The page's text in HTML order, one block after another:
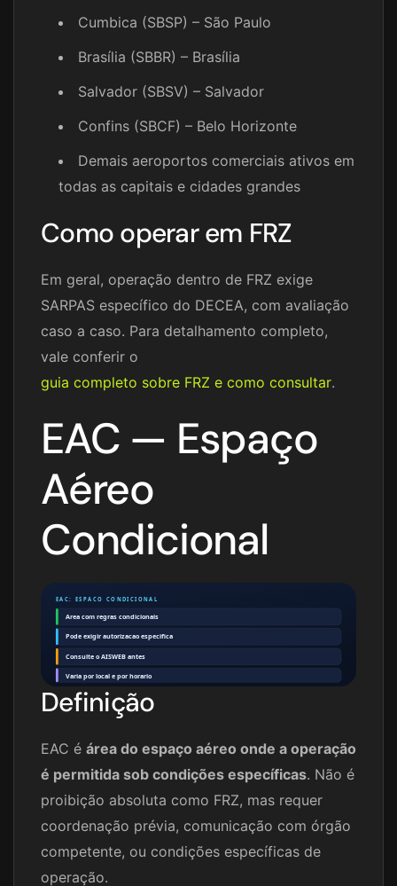
Cumbica (SBSP) – São Paulo
Brasília (SBBR) – Brasília
Salvador (SBSV) – Salvador
Confins (SBCF) – Belo Horizonte
Demais aeroportos comerciais ativos em
todas as capitais e cidades grandes
Como operar em FRZ
Em geral, operação dentro de FRZ exige
SARPAS específico do DECEA, com avaliação
caso a caso. Para detalhamento completo,
vale conferir o
guia completo sobre FRZ e como consultar.
EAC — Espaço
Aéreo
Condicional
EAC: ESPACO CONDICIONAL
Area com regras condicionais
Pode exigir autorizacao especifica
Consulte o AISWEB antes
Varia por local e por horario
Definição
EAC é área do espaço aéreo onde a operação
é permitida sob condições específicas. Não é
proibição absoluta como FRZ, mas requer
coordenação prévia, comunicação com órgão
competente, ou condições específicas de
operação.